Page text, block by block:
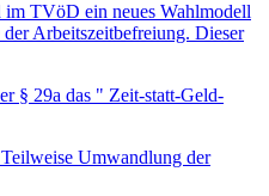
TVöD ein neues Wahlmodell
Arbeitszeitbefreiung. Dieser
§ 29a das " Zeit-statt-Geld-
Umwandlung der